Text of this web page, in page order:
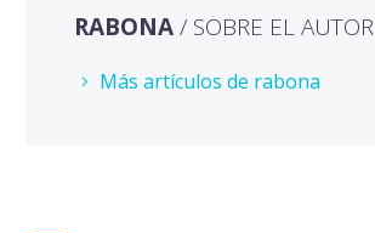
RABONA/ SOBRE EL AUTOR
Más artículos de rabona